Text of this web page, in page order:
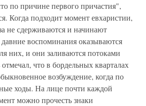
по причине первого причастия",
Когда подходит момент евхаристии,
не сдерживаются и начинают
воспоминания оказываются
них, и они заливаются потоками
что в бордельных кварталах
возбуждение, когда по
ходы. На лице почти каждой
можно прочесть знаки